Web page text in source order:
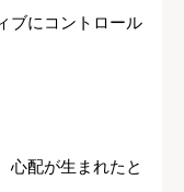
ブにコントロール
心配が生まれたと